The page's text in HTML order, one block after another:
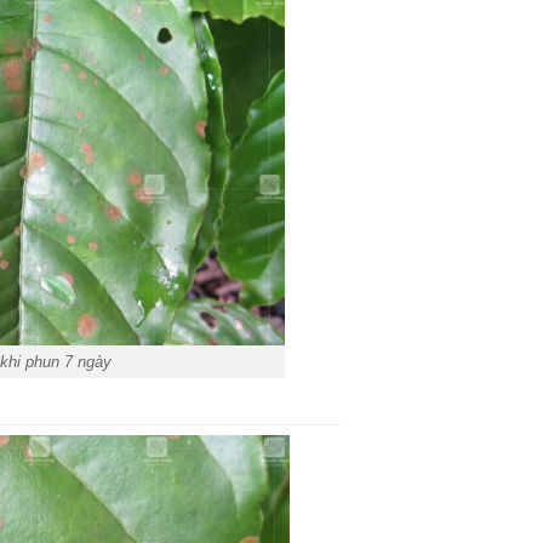
phun 7 ngày